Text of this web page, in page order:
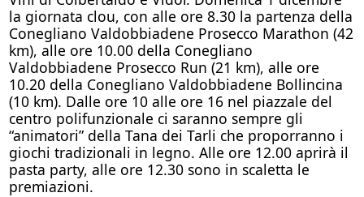
la giornata clou, con alle ore 8.30 la partenza della
Conegliano Valdobbiadene Prosecco Marathon (42
km), alle ore 10.00 della Conegliano
Valdobbiadene Prosecco Run (21 km), alle ore
10.20 della Conegliano Valdobbiadene Bollincina
(10 km). Dalle ore 10 alle ore 16 nel piazzale del
centro polifunzionale ci saranno sempre gli
“animatori” della Tana dei Tarli che proporranno i
giochi tradizionali in legno. Alle ore 12.00 aprirà il
pasta party, alle ore 12.30 sono in scaletta le
premiazioni.